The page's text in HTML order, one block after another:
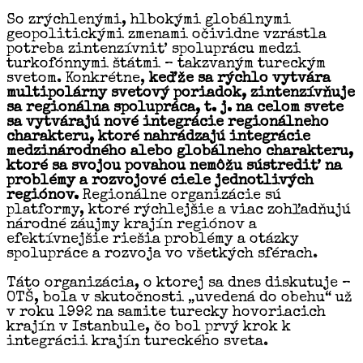
So zrýchlenými, hlbokými globálnymi
geopolitickými zmenami očividne vzrástla
potreba zintenzívniť spoluprácu medzi
turkofónnymi štátmi – takzvaným tureckým
svetom. Konkrétne, keďže sa rýchlo vytvára
multipolárny svetový poriadok, zintenzívňuje
sa regionálna spolupráca, t. j. na celom svete
sa vytvárajú nové integrácie regionálneho
charakteru, ktoré nahrádzajú integrácie
medzinárodného alebo globálneho charakteru,
ktoré sa svojou povahou nemôžu sústrediť na
problémy a rozvojové ciele jednotlivých
regiónov. Regionálne organizácie sú
platformy, ktoré rýchlejšie a viac zohľadňujú
národné záujmy krajín regiónov a
efektívnejšie riešia problémy a otázky
spolupráce a rozvoja vo všetkých sférach.
Táto organizácia, o ktorej sa dnes diskutuje –
OTŠ, bola v skutočnosti „uvedená do obehu“ už
v roku 1992 na samite turecky hovoriacich
krajín v Istanbule, čo bol prvý krok k
integrácii krajín tureckého sveta.